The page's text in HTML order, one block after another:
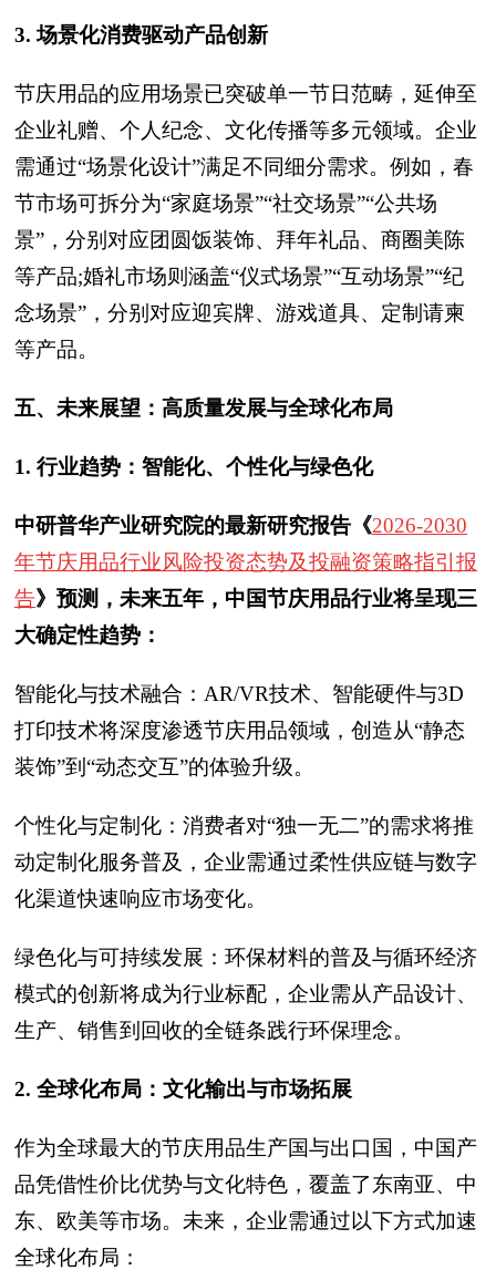
3. 场景化消费驱动产品创新
节庆用品的应用场景已突破单一节日范畴，延伸至
企业礼赠、个人纪念、文化传播等多元领域。企业
需通过“场景化设计”满足不同细分需求。例如，春
节市场可拆分为“家庭场景”“社交场景”“公共场
景”，分别对应团圆饭装饰、拜年礼品、商圈美陈
等产品;婚礼市场则涵盖“仪式场景”“互动场景”“纪
念场景”，分别对应迎宾牌、游戏道具、定制请柬
等产品。
五、未来展望：高质量发展与全球化布局
1. 行业趋势：智能化、个性化与绿色化
中研普华产业研究院的最新研究报告《2026-2030
年节庆用品行业风险投资态势及投融资策略指引报
告》预测， 未来五年，中国节庆用品行业将呈现三
大确定性趋势：
智能化与技术融合：AR/VR技术、智能硬件与3D
打印技术将深度渗透节庆用品领域，创造从“静态
装饰”到“动态交互”的体验升级。
个性化与定制化：消费者对“独一无二”的需求将推
动定制化服务普及，企业需通过柔性供应链与数字
化渠道快速响应市场变化。
绿色化与可持续发展：环保材料的普及与循环经济
模式的创新将成为行业标配，企业需从产品设计、
生产、销售到回收的全链条践行环保理念。
2. 全球化布局：文化输出与市场拓展
作为全球最大的节庆用品生产国与出口国，中国产
品凭借性价比优势与文化特色，覆盖了东南亚、中
东、欧美等市场。未来，企业需通过以下方式加速
全球化布局：